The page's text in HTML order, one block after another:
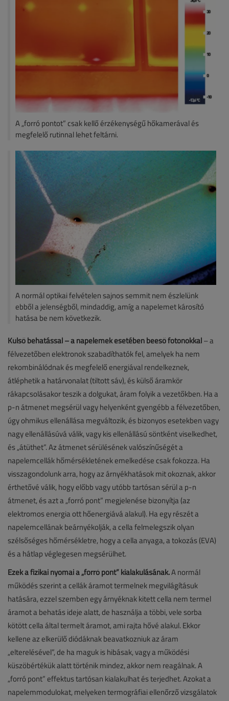
A „forró pontot” csak kellő érzékenységű hőkamerával és
megfelelő rutinnal lehet feltárni.
A normál optikai felvételen sajnos semmit nem észlelünk
ebből a jelenségből, mindaddig, amíg a napelemet károsító
hatása be nem következik.
Külső behatással – a napelemek esetében beeső fotonokkal– a
félvezetőben elektronok szabadíthatók fel, amelyek ha nem
rekombinálódnak és megfelelő energiával rendelkeznek,
átléphetik a határvonalat (tiltott sáv), és külső áramkör
rákapcsolásakor teszik a dolgukat, áram folyik a vezetőkben. Ha a
p-n átmenet megsérül vagy helyenként gyengébb a félvezetőben,
úgy ohmikus ellenállása megváltozik, és bizonyos esetekben vagy
nagy ellenállásúvá válik, vagy kis ellenállású söntként viselkedhet,
és „átüthet”. Az átmenet sérülésének valószínűségét a
napelemcellák hőmérsékletének emelkedése csak fokozza. Ha
visszagondolunk arra, hogy az árnyékhatások mit okoznak, akkor
érthetővé válik, hogy előbb vagy utóbb tartósan sérül a p-n
átmenet, és azt a „forró pont” megjelenése bizonyítja (az
elektromos energia ott hőenergiává alakul). Ha egy részét a
napelemcellának beárnyékolják, a cella felmelegszik olyan
szélsőséges hőmérsékletre, hogy a cella anyaga, a tokozás (EVA)
és a hátlap véglegesen megsérülhet.
Ezek a fizikai nyomai a „forró pont” kialakulásának.A normál
működés szerint a cellák áramot termelnek megvilágításuk
hatására, ezzel szemben egy árnyéknak kitett cella nem termel
áramot a behatás ideje alatt, de használja a többi, vele sorba
kötött cella által termelt áramot, ami rajta hővé alakul. Ekkor
kellene az elkerülő diódáknak beavatkozniuk az áram
„elterelésével”, de ha maguk is hibásak, vagy a működési
küszöbértékük alatt történik mindez, akkor nem reagálnak. A
„forró pont” effektus tartósan kialakulhat és terjedhet. Azokat a
napelemmodulokat, melyeken termográfiai ellenőrző vizsgálatok